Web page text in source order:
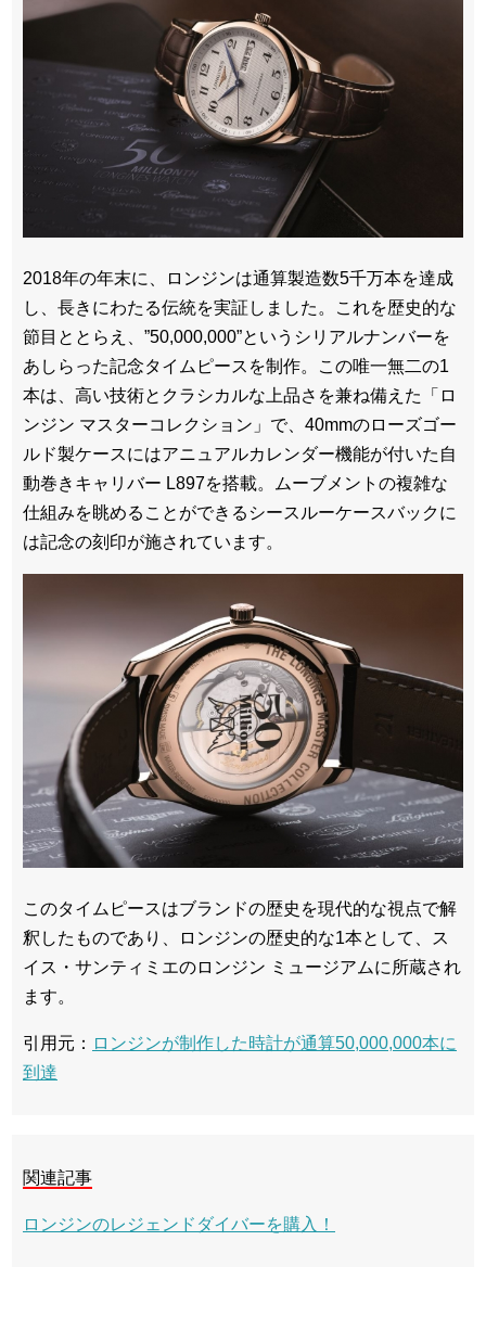
2018年の年末に、ロンジンは通算製造数5千万本を達成
し、長きにわたる伝統を実証しました。これを歴史的な
節目ととらえ、”50,000,000”というシリアルナンバーを
あしらった記念タイムピースを制作。この唯一無二の1
本は、高い技術とクラシカルな上品さを兼ね備えた「ロ
ンジン マスターコレクション」で、40mmのローズゴー
ルド製ケースにはアニュアルカレンダー機能が付いた自
動巻きキャリバー L897を搭載。ムーブメントの複雑な
仕組みを眺めることができるシースルーケースバックに
は記念の刻印が施されています。
このタイムピースはブランドの歴史を現代的な視点で解
釈したものであり、ロンジンの歴史的な1本として、ス
イス・サンティミエのロンジン ミュージアムに所蔵され
ます。
引用元： ロンジンが制作した時計が通算50,000,000本に
到達
関連記事
ロンジンのレジェンドダイバーを購入！